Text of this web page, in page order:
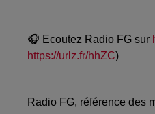
🎧 Ecoutez Radio FG sur
https://urlz.fr/hhZC)
Radio FG, référence des